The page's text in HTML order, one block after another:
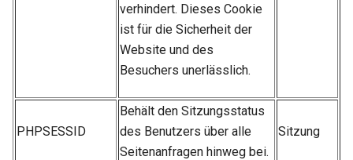
verhindert. Dieses Cookie
ist für die Sicherheit der
Website und des
Besuchers unerlässlich.
PHPSESSID
Behält den Sitzungsstatus
des Benutzers über alle
Seitenanfragen hinweg bei.
Sitzung